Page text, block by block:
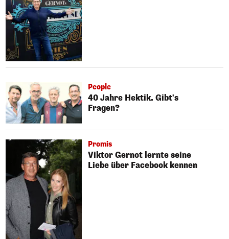
People
40 Jahre Hektik. Gibt's
Fragen?
Promis
Viktor Gernot lernte seine
Liebe über Facebook kennen